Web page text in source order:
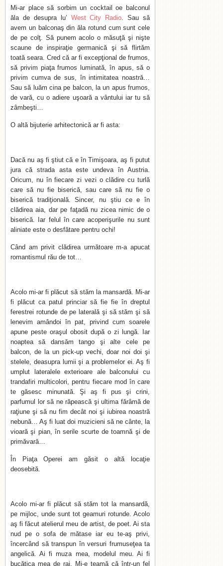
Mi-ar place să sorbim un cocktail oe balconul
ăla de desupra lu’ West City Radio. Sau să
avem un balconaş din ăla rotund cum sunt cele
de pe colţ. Să punem acolo o măsuţă şi nişte
scaune de inspiraţie germanică şi să flirtăm
toată seara. Cred că ar fi excepţional de frumos,
să privim piaţa frumos luminată, în apus, să o
privim cumva de sus, în intimitatea noastră…
Sau să luăm cina pe balcon, la un apus frumos,
de vară, cu o adiere uşoară a vântului iar tu să
zâmbeşti…
O altă bijuterie arhitectonică ar fi asta:
Dacă nu aş fi ştiut că e în Timişoara, aş fi putut
jura că strada asta este undeva în Austria.
Oricum, nu în fiecare zi vezi o clădire cu turlă
care să nu fie biserică, sau care să nu fie o
biserică tradiţională. Sincer, nu ştiu ce e în
clădirea aia, dar pe faţadă nu zicea nimic de o
biserică. Iar felul în care acoperişurile nu sunt
aliniate este o desfătare pentru ochi!
Când am privit clădirea următoare m-a apucat
romantismul rău de tot…
Acolo mi-ar fi plăcut să stăm la mansardă. Mi-ar
fi plăcut ca patul princiar să fie fie în dreptul
ferestrei rotunde de pe laterală şi să stăm şi să
lenevim amândoi în pat, privind cum soarele
apune peste oraşul obosit după o zi lungă. Iar
noaptea să dansăm tango şi alte cele pe
balcon, de la un pick-up vechi, doar noi doi şi
stelele, deasupra lumii şi a problemelor ei. Aş fi
umplut lateralele exterioare ale balconului cu
trandafiri multicolori, pentru fiecare mod în care
te găsesc minunată. Şi aş fi pus şi crini,
parfumul lor să ne răpească şi ultima fărâmă de
raţiune şi să nu fim decât noi şi iubirea noastră
nebună… Aş fi luat doi muzicieni să ne cânte, la
vioară şi pian, în serile scurte de toamnă şi de
primăvară…
În Piaţa Operei am găsit o altă locaţie
deosebită.
Acolo mi-ar fi plăcut să stăm tot la mansardă,
pe mijloc, unde sunt tot geamuri rotunde. Acolo
aş fi făcut atelierul meu de artist, de poet. Ai sta
nud pe o sofa de mătase iar eu te-aş privi,
încercând să transpun în versuri frumuseţea ta
angelică. Ai fi muza mea, modelul meu. Ai fi
bucăţica mea de rai. Mi-e teamă că într-un fel